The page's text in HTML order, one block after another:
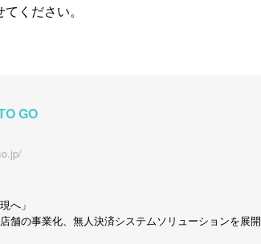
ください。
GO
へ」
舗の事業化、無人決済システムソリューションを展開